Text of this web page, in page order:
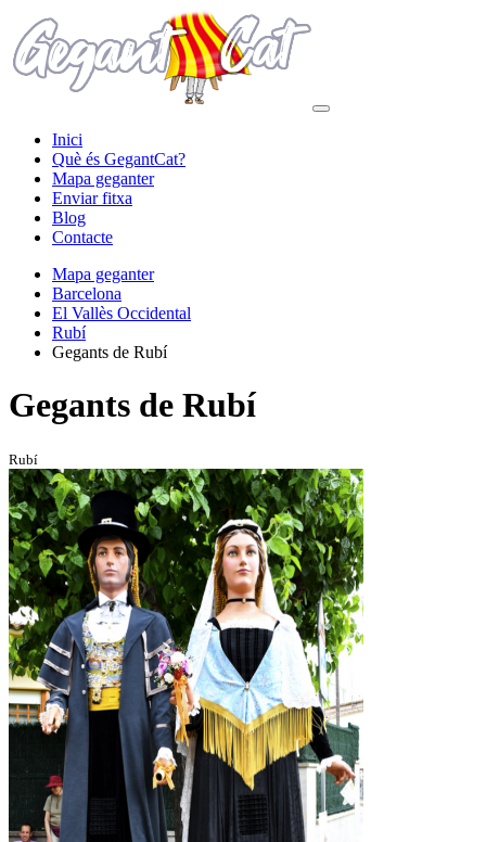
Inici
Què és GegantCat?
Mapa geganter
Enviar fitxa
Blog
Contacte
Mapa geganter
Barcelona
El Vallès Occidental
Rubí
Gegants de Rubí
Gegants de Rubí
Rubí